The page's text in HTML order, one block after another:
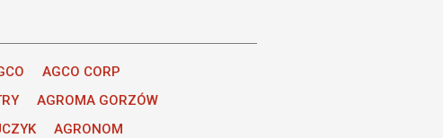
AGCO CORP
AGROMA GORZÓW
AGRONOM